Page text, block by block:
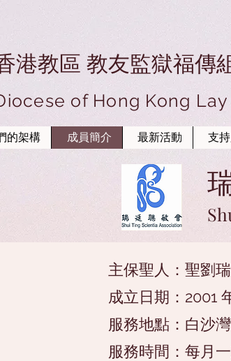
港教區 教友監獄福傳
of Hong Kong
的架構 成員簡介 最新活動 支
主保聖人：聖劉
成立日期：2001
服務地點：白沙
服務時間：每月